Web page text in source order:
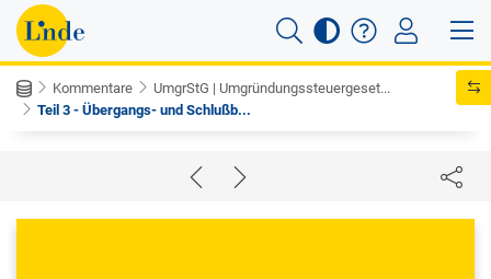
Kommentare
UmgrStG | Umgründungssteuergeset...
Teil 3 - Übergangs- und Schlußb...